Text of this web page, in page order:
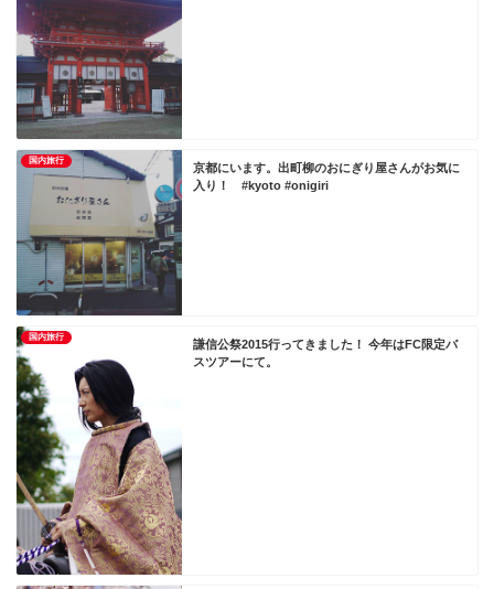
国内旅行
京都にいます。出町柳のおにぎり屋さんがお気に
入り！ #kyoto #onigiri
国内旅行
謙信公祭2015行ってきました！ 今年はFC限定バ
スツアーにて。